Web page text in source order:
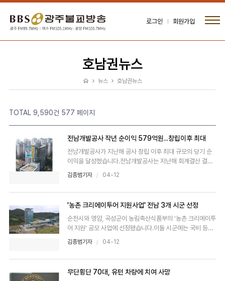
로그인 회원가입
호남권뉴스
뉴스 호남권뉴스
TOTAL 9,590건 577 페이지
전남개발공사 작년 순이익 579억원...창립이후 최대
전남개발공사가 지난해 공사 창립 이후 최대 규모의 당기 순
이익을 달성했습니다.전남개발공사는 지난해 회계결산 결
과,..
김종범기자 04-12
'농촌 크리에이투어 지원사업' 전남 3개 시군 선정
순천시와 영암, 곡성군이 농림축산식품부의 '농촌 크리에이투
어 지원' 공모 사업에 선정됐습니다.이들 시군에는 국비 등이
투입..
김종범기자 04-12
무단횡단 70대, 유턴 차량에 치여 사망